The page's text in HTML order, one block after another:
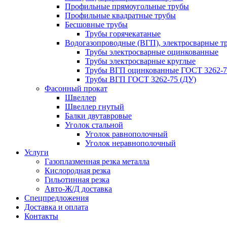
Профильные прямоугольные трубы
Профильные квадратные трубы
Бесшовные трубы
Трубы горячекатаные
Водогазопроводные (ВГП), электросварные
Трубы электросварные оцинкованные
Трубы электросварные круглые
Трубы ВГП оцинкованные ГОСТ 3262-
Трубы ВГП ГОСТ 3262-75 (ДУ)
Фасонный прокат
Швеллер
Швеллер гнутый
Балки двутавровые
Уголок стальной
Уголок равнополочный
Уголок неравнополочный
Услуги
Газоплазменная резка металла
Кислородная резка
Гильотинная резка
Авто-Ж/Д доставка
Спецпредложения
Доставка и оплата
Контакты